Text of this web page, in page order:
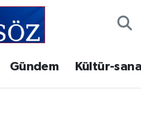
Gündem Kültür-